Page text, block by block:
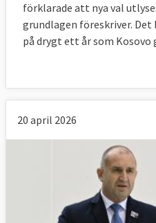
förklarade att nya val
grundlagen föreskriver.
på drygt ett år som Kosovo
20 april 2026